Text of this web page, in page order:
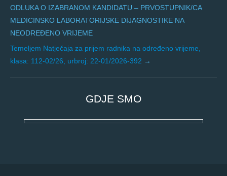
ODLUKA O IZABRANOM KANDIDATU – PRVOSTUPNIK/CA
MEDICINSKO LABORATORIJSKE DIJAGNOSTIKE NA
NEODREĐENO VRIJEME
Temeljem Natječaja za prijem radnika na određeno vrijeme,
klasa: 112-02/26, urbroj: 22-01/2026-392
GDJE SMO